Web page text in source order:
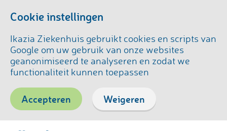
Cookie instellingen
Ikazia Ziekenhuis gebruikt cookies en scripts van
Google om uw gebruik van onze websites
geanonimiseerd te analyseren en zodat we
functionaliteit kunnen toepassen
Accepteren Weigeren